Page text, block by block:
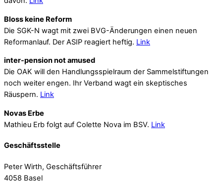
Bloss keine Reform
Die SGK-N wagt mit zwei BVG-Änderungen einen neuen
Reformanlauf. Der ASIP reagiert heftig. Link
inter-pension not amused
Die OAK will den Handlungsspielraum der Sammelstiftungen
noch weiter engen. Ihr Verband wagt ein skeptisches
Räuspern. Link
Novas Erbe
Mathieu Erb folgt auf Colette Nova im BSV. Link
Geschäftsstelle
Peter Wirth, Geschäftsführer
4058 Basel